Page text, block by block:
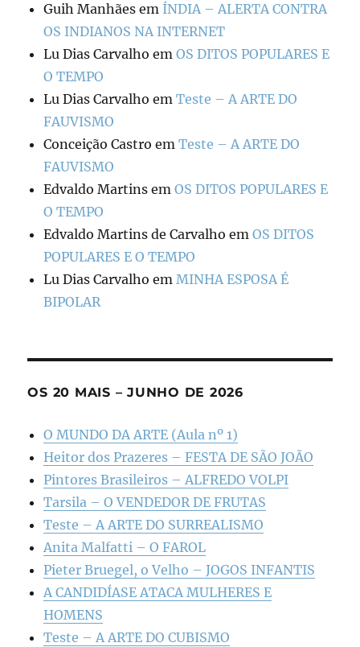
Guih Manhães em ÍNDIA – ALERTA CONTRA
OS INDIANOS NA INTERNET
Lu Dias Carvalho emOS DITOS POPULARES E
O TEMPO
Lu Dias Carvalho emTeste – A ARTE DO
FAUVISMO
Conceição Castro emTeste – A ARTE DO
FAUVISMO
Edvaldo Martins emOS DITOS POPULARES E
O TEMPO
Edvaldo Martins de Carvalho emOS DITOS
POPULARES E O TEMPO
Lu Dias Carvalho emMINHA ESPOSA É
BIPOLAR
OS 20 MAIS – JUNHO DE 2026
O MUNDO DA ARTE (Aula nº 1)
Heitor dos Prazeres – FESTA DE SÃO JOÃO
Pintores Brasileiros – ALFREDO VOLPI
Tarsila – O VENDEDOR DE FRUTAS
Teste – A ARTE DO SURREALISMO
Anita Malfatti – O FAROL
Pieter Bruegel, o Velho – JOGOS INFANTIS
A CANDIDÍASE ATACA MULHERES E
HOMENS
Teste – A ARTE DO CUBISMO